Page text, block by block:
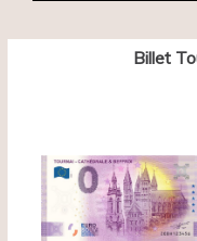
Billet